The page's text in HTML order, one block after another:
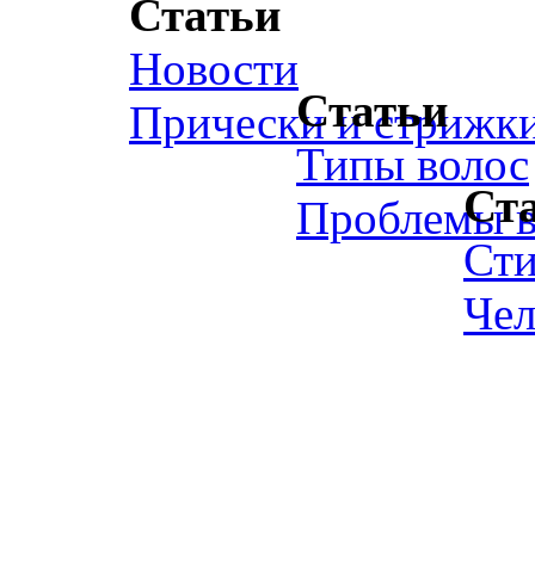
Статьи
Новости
Прически иСтатьи
Типы волос
Проблемы